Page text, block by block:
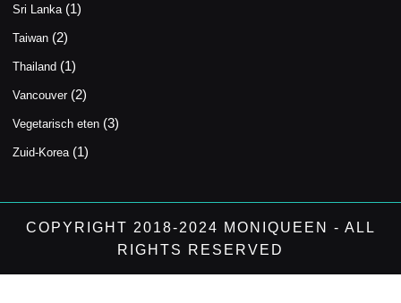
Sri Lanka (1)
Taiwan (2)
Thailand (1)
Vancouver(2)
Vegetarisch eten (3)
Zuid-Korea (1)
COPYRIGHT 2018-2024 MONIQUEEN - ALL
RIGHTS RESERVED